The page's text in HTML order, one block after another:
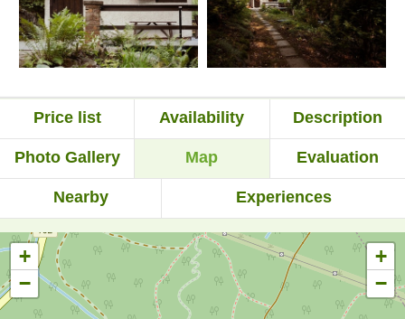
Price list Availability Description
Photo Gallery Map Evaluation
Nearby Experiences
+
−
+
−